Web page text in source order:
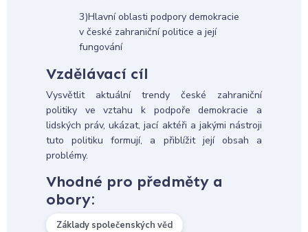
3)Hlavní oblasti podpory demokracie
v české zahraniční politice a její
fungování
Vzdělávací cíl
Vysvětlit aktuální trendy české zahraniční
politiky ve vztahu k podpoře demokracie a
lidských práv, ukázat, jací aktéři a jakými nástroji
tuto politiku formují, a přiblížit její obsah a
problémy.
Vhodné pro předměty a
obory:
Základy společenských věd